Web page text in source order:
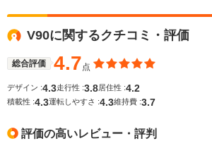
WLTCモード
燃費
8.4km/L
12.2km/L
14.0km/L
10.8km/L
V90に関するクチコミ・評価
総合評価 4.7点
デザイン :4.3走行性 :3.8居住性 :4.2
積載性 :4.3運転しやすさ :4.3維持費 :3.7
評価の高いレビュー・評判